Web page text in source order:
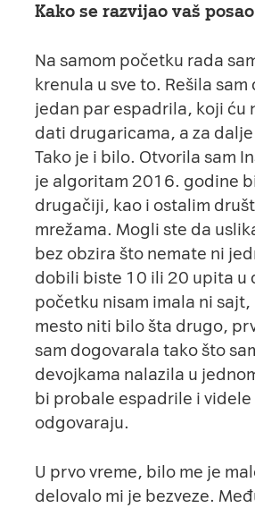
Kako se razvijao vaš
Na samom početku rada
krenula u sve to. Rešila
jedan par espadrila, koji ću
dati drugaricama, a za
Tako je i bilo. Otvorila sam
je algoritam 2016. godine
drugačiji, kao i ostalim
mrežama. Mogli ste da
bez obzira što nemate ni
dobili biste 10 ili 20 upita u
početku nisam imala ni
mesto niti bilo šta drugo,
sam dogovarala tako što
devojkama nalazila u
bi probale espadrile i videle
odgovaraju.
U prvo vreme, bilo me je
delovalo mi je bezveze.